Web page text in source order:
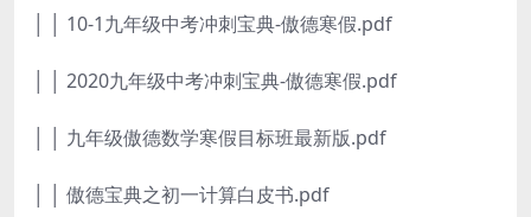
│ │ 10-1九年级中考冲刺宝典-傲德寒假.pdf
│ │ 2020九年级中考冲刺宝典-傲德寒假.pdf
│ │ 九年级傲德数学寒假目标班最新版.pdf
│ │ 傲德宝典之初一计算白皮书.pdf